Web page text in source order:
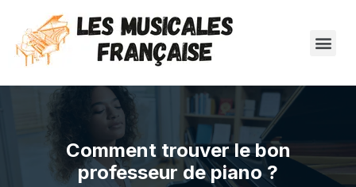
Comment trouver le bon
professeur de piano ?